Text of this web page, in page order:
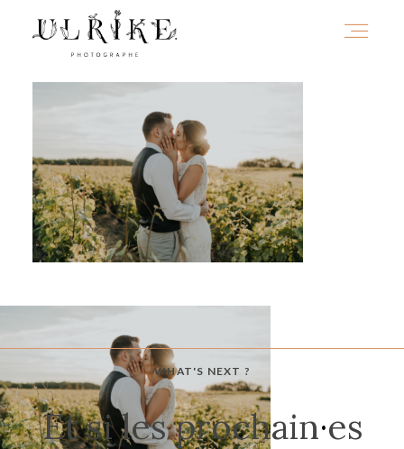
WHAT'S NEXT ?
Et si les prochain·es
A PROPOS
PORTFOLIO
JOURNAL